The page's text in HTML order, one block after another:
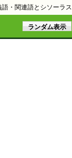
・関連語とシソーラス